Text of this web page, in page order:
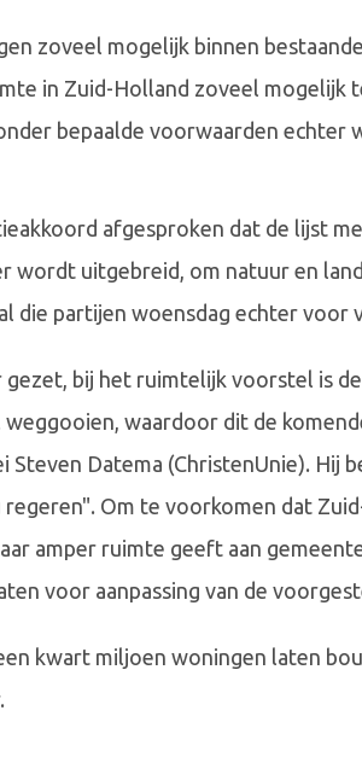
zoveel mogelijk binnen
in Zuid-Holland zoveel mogelijk
bepaalde voorwaarden echter
afgesproken dat de lijst
wordt uitgebreid, om natuur en
die partijen woensdag echter voor
bij het ruimtelijk voorstel is
waardoor dit de
Datema (ChristenUnie). Hij
Om te voorkomen dat
amper ruimte geeft aan
voor aanpassing van de
kwart miljoen woningen laten